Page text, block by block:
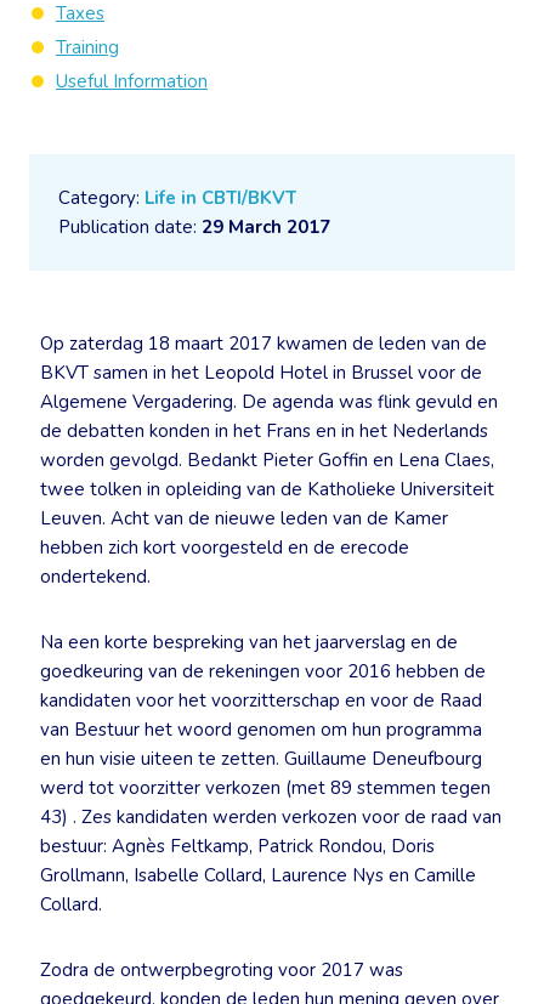
Category: Life in CBTI/BKVT
Publication date: 29 March 2017
Op zaterdag 18 maart 2017 kwamen de leden van de
BKVT samen in het Leopold Hotel in Brussel voor de
Algemene Vergadering. De agenda was flink gevuld en
de debatten konden in het Frans en in het Nederlands
worden gevolgd. Bedankt Pieter Goffin en Lena Claes,
twee tolken in opleiding van de Katholieke Universiteit
Leuven. Acht van de nieuwe leden van de Kamer
hebben zich kort voorgesteld en de erecode
ondertekend.
Na een korte bespreking van het jaarverslag en de
goedkeuring van de rekeningen voor 2016 hebben de
kandidaten voor het voorzitterschap en voor de Raad
van Bestuur het woord genomen om hun programma
en hun visie uiteen te zetten. Guillaume Deneufbourg
werd tot voorzitter verkozen (met 89 stemmen tegen
43) . Zes kandidaten werden verkozen voor de raad van
bestuur: Agnès Feltkamp, Patrick Rondou, Doris
Grollmann, Isabelle Collard, Laurence Nys en Camille
Collard.
Zodra de ontwerpbegroting voor 2017 was
goedgekeurd, konden de leden hun mening geven over
Taxes
Training
Useful Information